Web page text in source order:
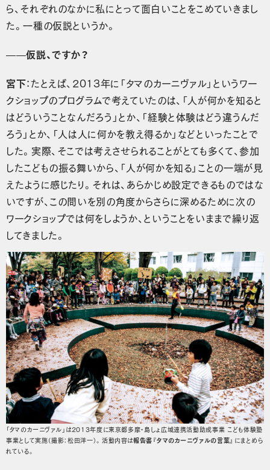
ら、それぞれのなかに私にとって面白いことをこめていきまし
た。一種の仮説というか。
——仮説、ですか？
宮下：たとえば、2013年に「タマのカーニヴァル」というワー
クショップのプログラムで考えていたのは、「人が何かを知ると
はどういうことなんだろう」とか、「経験と体験はどう違うんだ
ろう」とか、「人は人に何かを教え得るか」などといったことで
した。実際、そこでは考えさせられることがとても多くて、参加
したこどもの振る舞いから、「人が何かを知る」ことの一端が見
えたように感じたり。それは、あらかじめ設定できるものではな
いですが、この問いを別の角度からさらに深めるために次の
ワークショップでは何をしようか、ということをいままで繰り返
してきました。
「タマのカーニヴァル」は2013年度に東京都多摩・島しょ広域連携活動助成事業 こども体験塾
事業として実施（撮影：松田洋一）。活動内容は報告書『タマのカーニヴァルの言葉』 にまとめら
れている。